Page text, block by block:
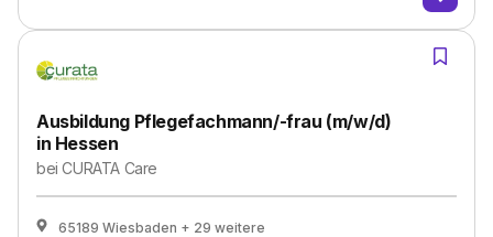
Ausbildung Pflegefachmann/-frau (m/w/d)
in Hessen
beiCURATA Care
65189 Wiesbaden + 29 weitere